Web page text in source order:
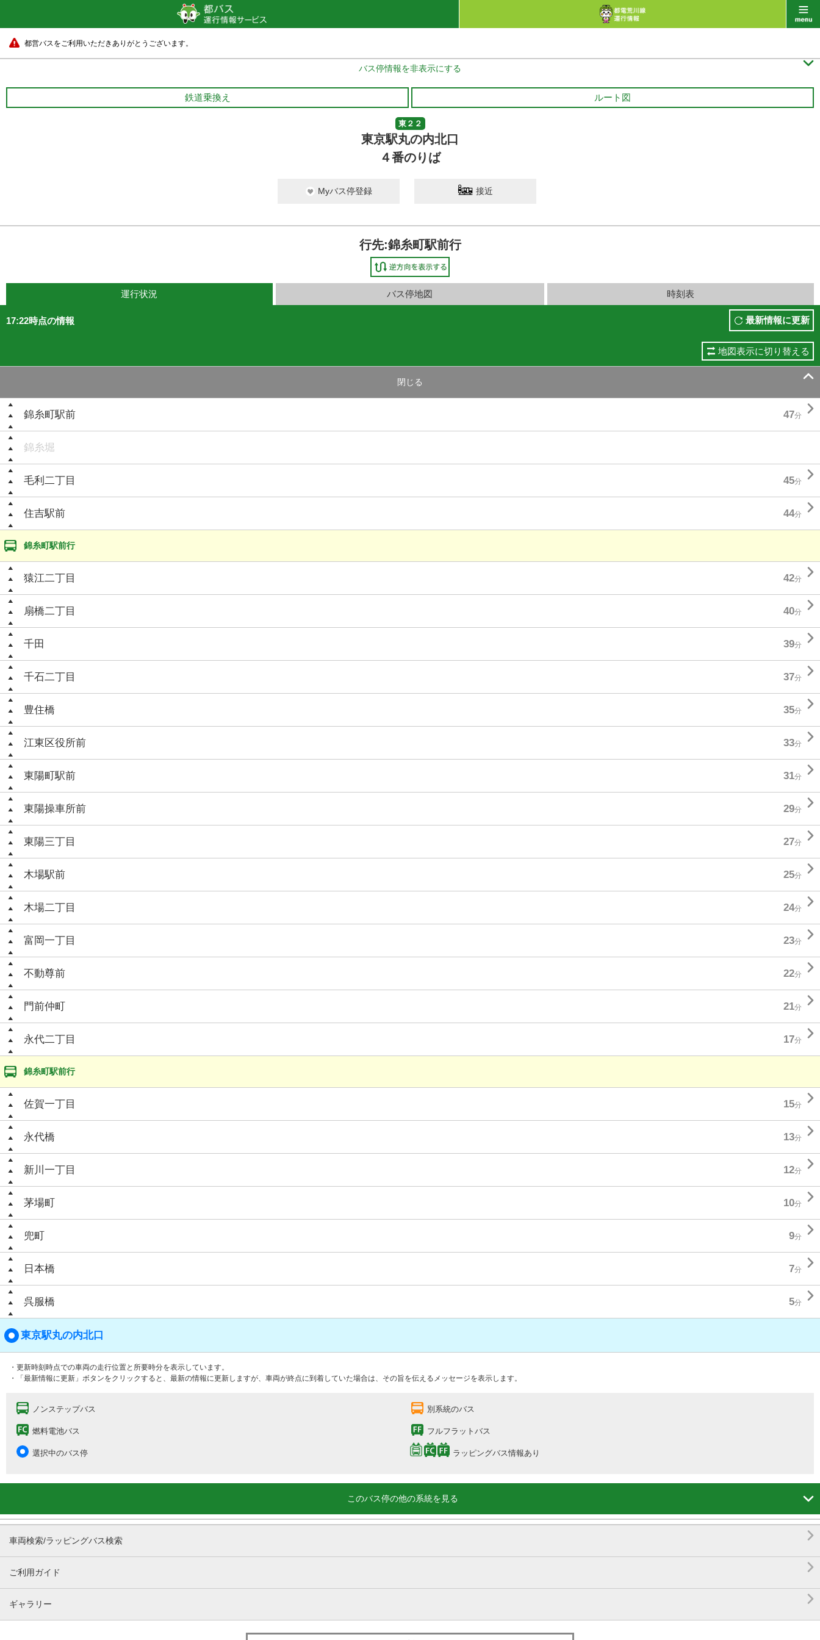
都営バスをご利用いただきありがとうございます。
バス停情報を非表示にする 
鉄道乗換え ルート図
東２２
東京駅丸の内北口
４番のりば
Myバス停登録 接近
行先:錦糸町駅前行
運行状況 バス停地図 時刻表
17:22時点の情報 最新情報に更新
地図表示に切り替える
閉じる 
錦糸町駅前 47分 
錦糸堀
毛利二丁目 45分 
住吉駅前 44分 
錦糸町駅前行
猿江二丁目 42分 
扇橋二丁目 40分 
千田 39分 
千石二丁目 37分 
豊住橋 35分 
江東区役所前 33分 
東陽町駅前 31分 
東陽操車所前 29分 
東陽三丁目 27分 
木場駅前 25分 
木場二丁目 24分 
富岡一丁目 23分 
不動尊前 22分 
門前仲町 21分 
永代二丁目 17分 
錦糸町駅前行
佐賀一丁目 15分 
永代橋 13分 
新川一丁目 12分 
茅場町 10分 
兜町 9分 
日本橋 7分 
呉服橋 5分 
東京駅丸の内北口
・更新時刻時点での車両の走行位置と所要時分を表示しています。
・「最新情報に更新」ボタンをクリックすると、最新の情報に更新しますが、車両が終点に到着していた場合は、その旨を伝えるメッセージを表示します。
ノンステップバス 別系統のバス
燃料電池バス フルフラットバス
選択中のバス停 ラッピングバス情報あり
このバス停の他の系統を見る 
車両検索/ラッピングバス検索 
ご利用ガイド 
ギャラリー 